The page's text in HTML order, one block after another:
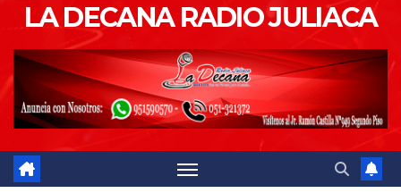
LA DECANA RADIO JULIACA